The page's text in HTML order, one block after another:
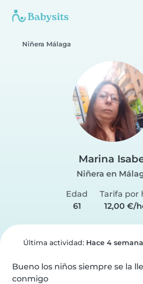
Niñera Málaga
Marina
Niñera en
Edad
61
Tarifa por
12,00 €/
Última actividad: Hace 4
Bueno los niños siempre se la
conmigo